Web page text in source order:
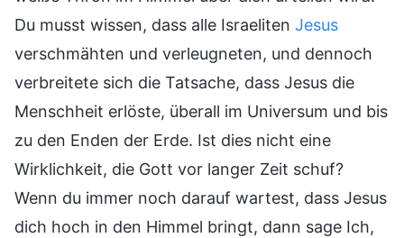
Du musst wissen, dass alle Israeliten Jesus
verschmähten und verleugneten, und dennoch
verbreitete sich die Tatsache, dass Jesus die
Menschheit erlöste, überall im Universum und bis
zu den Enden der Erde. Ist dies nicht eine
Wirklichkeit, die Gott vor langer Zeit schuf?
Wenn du immer noch darauf wartest, dass Jesus
dich hoch in den Himmel bringt, dann sage Ich,